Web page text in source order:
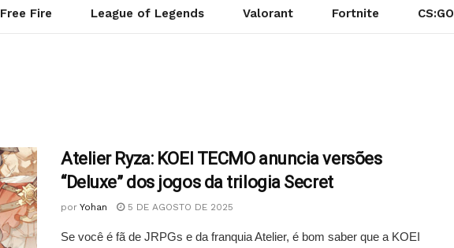
Free Fire League of Legends Valorant Fortnite CS:GO
Atelier Ryza: KOEI TECMO anuncia versões
“Deluxe” dos jogos da trilogia Secret
por Yohan 5 DE AGOSTO DE 2025
Se você é fã de JRPGs e da franquia Atelier, é bom saber que a KOEI